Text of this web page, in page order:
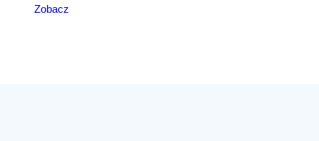
Zobacz